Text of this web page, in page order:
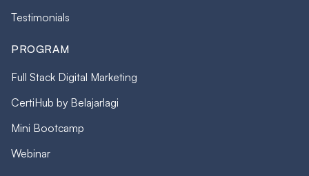
Testimonials
PROGRAM
Full Stack Digital Marketing
CertiHub by Belajarlagi
Mini Bootcamp
Webinar